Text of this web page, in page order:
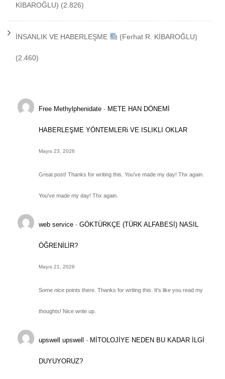
KİBAROĞLU) (2.826)
İNSANLIK VE HABERLEŞME (Ferhat R. KİBAROĞLU)
(2.460)
Free Methylphenidate - METE HAN DÖNEMİ
HABERLEŞME YÖNTEMLERi VE ISLIKLI OKLAR
Mayıs 23, 2026
Great post! Thanks for writing this. You've made my day! Thx again.
You've made my day! Thx again.
web service -GÖKTÜRKÇE (TÜRK ALFABESİ) NASIL
ÖĞRENİLİR?
Mayıs 21, 2026
Some nice points there. Thanks for writing this. It's like you read my
thoughts! Nice write up.
upswell upswell - MİTOLOJİYE NEDEN BU KADAR İLGİ
DUYUYORUZ?